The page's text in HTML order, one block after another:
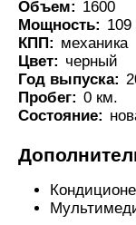
Объем: 1600
Мощность: 109
КПП: механика
Цвет: черный
Год выпуска:
Пробег: 0 км.
Состояние: